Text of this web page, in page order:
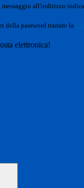
all'indirizzo
della password tramite la
elettronica!